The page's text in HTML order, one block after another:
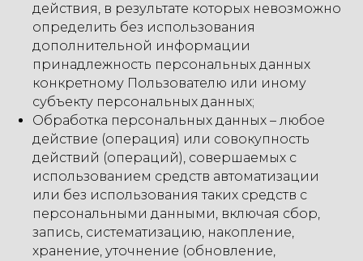
действия, в результате которых невозможно
определить без использования
дополнительной информации
принадлежность персональных данных
конкретному Пользователю или иному
субъекту персональных данных;
Обработка персональных данных – любое
действие (операция) или совокупность
действий (операций), совершаемых с
использованием средств автоматизации
или без использования таких средств с
персональными данными, включая сбор,
запись, систематизацию, накопление,
хранение, уточнение (обновление,